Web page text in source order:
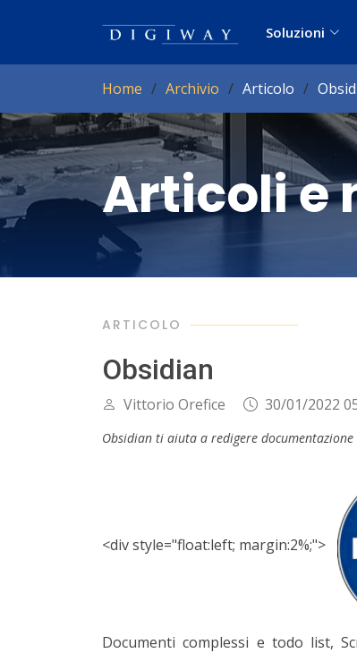
Soluzioni
Home Archivio Articolo
Articoli e
ARTICOLO
Obsidian
Vittorio Orefice 30/01/2022
Obsidian ti aiuta a redigere
<div style="float:left; margin:2%;">
Documenti complessi e todo list,